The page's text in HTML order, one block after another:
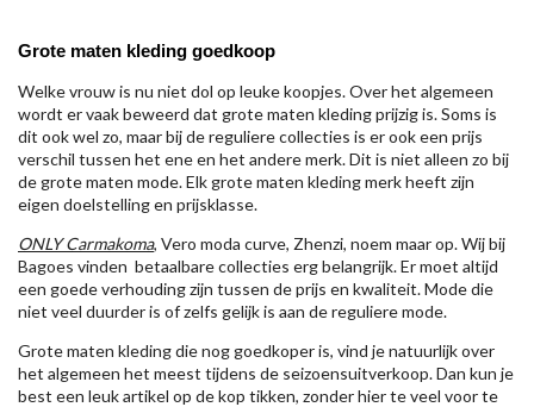
Grote maten kleding goedkoop
Welke vrouw is nu niet dol op leuke koopjes. Over het algemeen
wordt er vaak beweerd dat grote maten kleding prijzig is. Soms is
dit ook wel zo, maar bij de reguliere collecties is er ook een prijs
verschil tussen het ene en het andere merk. Dit is niet alleen zo bij
de grote maten mode. Elk grote maten kleding merk heeft zijn
eigen doelstelling en prijsklasse.
ONLY Carmakoma, Vero moda curve, Zhenzi, noem maar op. Wij bij
Bagoes vinden betaalbare collecties erg belangrijk. Er moet altijd
een goede verhouding zijn tussen de prijs en kwaliteit. Mode die
niet veel duurder is of zelfs gelijk is aan de reguliere mode.
Grote maten kleding die nog goedkoper is, vind je natuurlijk over
het algemeen het meest tijdens de seizoensuitverkoop. Dan kun je
best een leuk artikel op de kop tikken, zonder hier te veel voor te